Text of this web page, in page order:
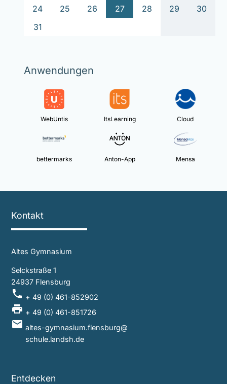
24
25 26 27 28 29
30
31
Anwendungen
WebUntis ItsLearning Cloud
bettermarks Anton-App Mensa
Kontakt
Altes Gymnasium
Selckstraße 1
24937 Flensburg
local_phone + 49 (0) 461-852902
local_printshop + 49 (0) 461-851726
mail altes-gymnasium.flensburg@
schule.landsh.de
Entdecken